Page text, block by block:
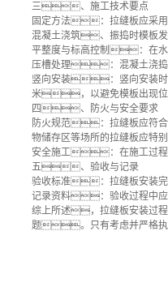
三、施工技术要点
固定方法：拉缝板应采
混凝土浇筑、振捣时模
平整度与标高控制：在
压槽处理：混凝土浇
竖向安装：竖向安装
米，以避免模板出现
四、防火与安全要求
防火规范：拉缝板应符
物储存区等场所的拉缝板应
安全施工：在施工过程
五、验收与记录
验收标准：拉缝板安装
记录资料：验收过程中
综上所述，拉缝板安装过
题。只有考虑并严格执